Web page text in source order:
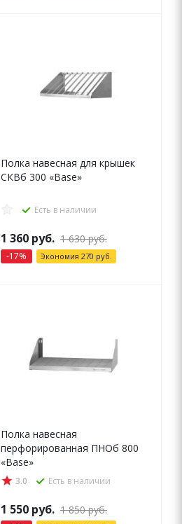
Полка навесная для крышек
СКВб 300 «Base»
Есть в наличии
1 360 руб. 1 630руб.
-17% Экономия 270 руб.
Полка навесная
перфорированная ПНОб 800
«Base»
3.0 Есть в наличии
1 550 руб. 1 850руб.